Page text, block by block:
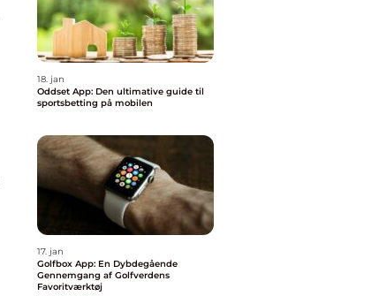
18. jan
Oddset App: Den ultimative guide til
sportsbetting på mobilen
17. jan
Golfbox App: En Dybdegående
Gennemgang af Golfverdens
Favoritværktøj